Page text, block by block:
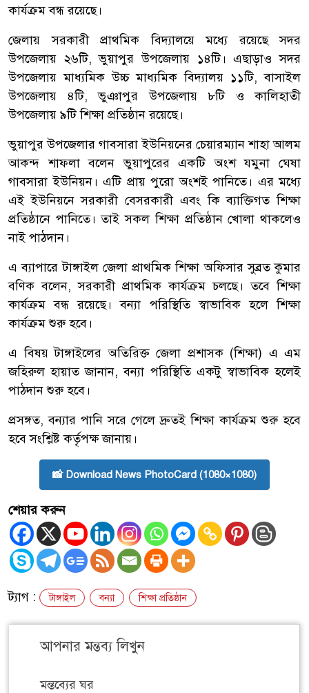
কার্যক্রম বন্ধ রয়েছে।
জেলায় সরকারী প্রাথমিক বিদ্যালয়ে মধ্যে রয়েছে সদর
উপজেলায় ২৬টি, ভুয়াপুর উপজেলায় ১৪টি। এছাড়াও সদর
উপজেলায় মাধ্যমিক উচ্চ মাধ্যমিক বিদ্যালয় ১১টি, বাসাইল
উপজেলায় ৪টি, ভুঞাপুর উপজেলায় ৮টি ও কালিহাতী
উপজেলায় ৯টি শিক্ষা প্রতিষ্ঠান রয়েছে।
ভুয়াপুর উপজেলার গাবসারা ইউনিয়নের চেয়ারম্যান শাহা আলম
আকন্দ শাফলা বলেন ভুয়াপুরের একটি অংশ যমুনা ঘেষা
গাবসারা ইউনিয়ন। এটি প্রায় পুরো অংশই পানিতে। এর মধ্যে
এই ইউনিয়নে সরকারী বেসরকারী এবং কি ব্যাক্তিগত শিক্ষা
প্রতিষ্ঠানে পানিতে। তাই সকল শিক্ষা প্রতিষ্ঠান খোলা থাকলেও
নাই পাঠদান।
এ ব্যাপারে টাঙ্গাইল জেলা প্রাথমিক শিক্ষা অফিসার সুব্রত কুমার
বণিক বলেন, সরকারী প্রাথমিক কার্যক্রম চলছে। তবে শিক্ষা
কার্যক্রম বন্ধ রয়েছে। বন্যা পরিস্থিতি স্বাভাবিক হলে শিক্ষা
কার্যক্রম শুরু হবে।
এ বিষয় টাঙ্গাইলের অতিরিক্ত জেলা প্রশাসক (শিক্ষা) এ এম
জহিরুল হায়াত জানান, বন্যা পরিস্থিতি একটু স্বাভাবিক হলেই
পাঠদান শুরু হবে।
প্রসঙ্গত, বন্যার পানি সরে গেলে দ্রুতই শিক্ষা কার্যক্রম শুরু হবে
হবে সংশ্লিষ্ট কর্তৃপক্ষ জানায়।
📸 Download News PhotoCard (1080×1080)
শেয়ার করুন
ট্যাগ : টাঙ্গাইল বন্যা শিক্ষা প্রতিষ্ঠান
আপনার মন্তব্য লিখুন
মন্তব্যের ঘর